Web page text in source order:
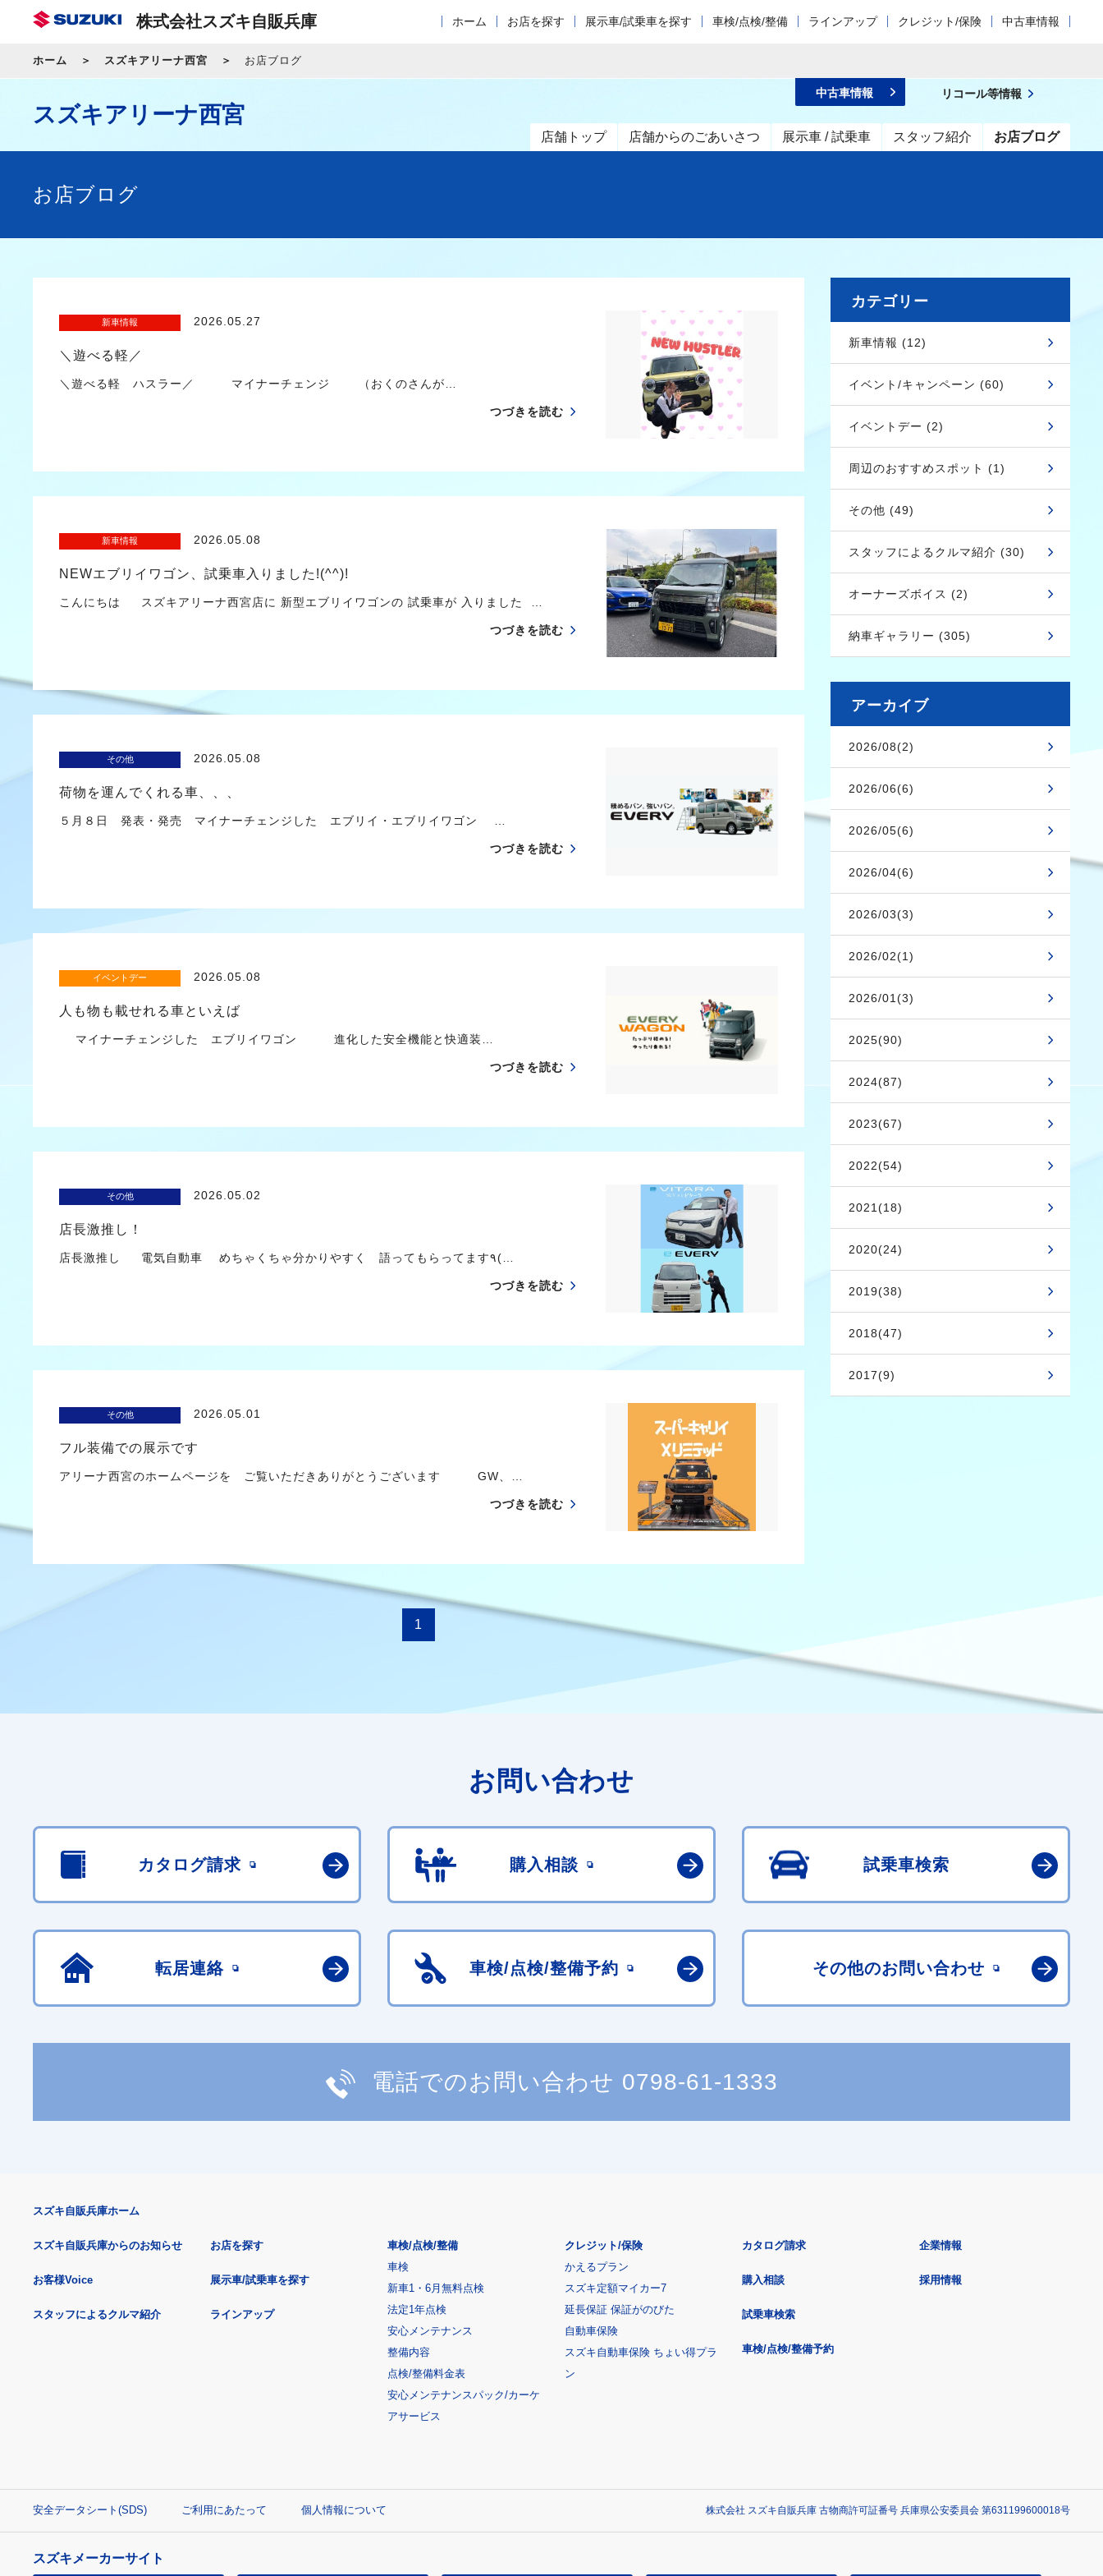
株式会社スズキ自販兵庫 ホーム お店を探す 展示車/試乗車を探す 車検/点検/整備 ラインアップ クレジット/保険 中古車情報
ホーム スズキアリーナ西宮 お店ブログ
スズキアリーナ西宮
店舗トップ 店舗からのごあいさつ 展示車 / 試乗車 スタッフ紹介 お店ブログ
中古車情報 リコール等情報
お店ブログ
新車情報 2026.05.27
＼遊べる軽／
＼遊べる軽 ハスラー／ マイナーチェンジ （おくのさんが…
つづきを読む
新車情報 2026.05.08
NEWエブリイワゴン、試乗車入りました!(^^)!
こんにちは スズキアリーナ西宮店に 新型エブリイワゴンの 試乗車が 入りました …
つづきを読む
その他 2026.05.08
荷物を運んでくれる車、、、
５月８日 発表・発売 マイナーチェンジした エブリイ・エブリイワゴン …
つづきを読む
イベントデー 2026.05.08
人も物も載せれる車といえば
マイナーチェンジした エブリイワゴン 進化した安全機能と快適装…
つづきを読む
その他 2026.05.02
店長激推し！
店長激推し 電気自動車 めちゃくちゃ分かりやすく 語ってもらってます٩(…
つづきを読む
その他 2026.05.01
フル装備での展示です
アリーナ西宮のホームページを ご覧いただきありがとうございます GW、…
つづきを読む
1
カテゴリー
新車情報 (12)
イベント/キャンペーン (60)
イベントデー (2)
周辺のおすすめスポット (1)
その他 (49)
スタッフによるクルマ紹介 (30)
オーナーズボイス (2)
納車ギャラリー (305)
アーカイブ
2026/08(2)
2026/06(6)
2026/05(6)
2026/04(6)
2026/03(3)
2026/02(1)
2026/01(3)
2025(90)
2024(87)
2023(67)
2022(54)
2021(18)
2020(24)
2019(38)
2018(47)
2017(9)
お問い合わせ
カタログ請求 購入相談 試乗車検索
転居連絡 車検/点検/整備予約 その他のお問い合わせ
電話でのお問い合わせ 0798-61-1333
スズキ自販兵庫ホーム
スズキ自販兵庫からのお知らせ
お客様Voice
スタッフによるクルマ紹介
お店を探す
展示車/試乗車を探す
ラインアップ
車検/点検/整備
車検
新車1・6月無料点検
法定1年点検
安心メンテナンス
整備内容
点検/整備料金表
安心メンテナンスパック/カーケ
アサービス
クレジット/保険
かえるプラン
スズキ定額マイカー7
延長保証 保証がのびた
自動車保険
スズキ自動車保険 ちょい得プラ
ン
カタログ請求
購入相談
試乗車検索
車検/点検/整備予約
企業情報
採用情報
安全データシート(SDS) ご利用にあたって 個人情報について 株式会社 スズキ自販兵庫 古物商許可証番号 兵庫県公安委員会 第631199600018号
スズキメーカーサイト